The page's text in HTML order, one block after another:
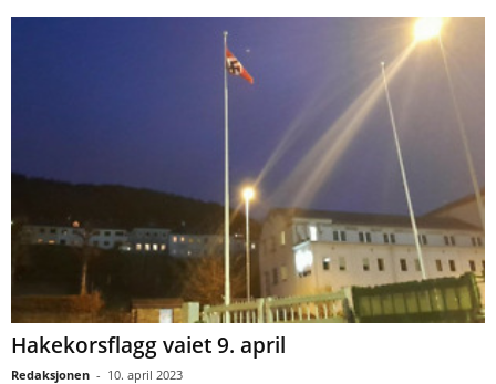
Hakekorsflagg vaiet 9. april
Redaksjonen - 10. april 2023